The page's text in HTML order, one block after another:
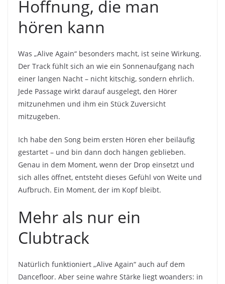
Hoffnung, die man
hören kann
Was „Alive Again“ besonders macht, ist seine Wirkung.
Der Track fühlt sich an wie ein Sonnenaufgang nach
einer langen Nacht – nicht kitschig, sondern ehrlich.
Jede Passage wirkt darauf ausgelegt, den Hörer
mitzunehmen und ihm ein Stück Zuversicht
mitzugeben.
Ich habe den Song beim ersten Hören eher beiläufig
gestartet – und bin dann doch hängen geblieben.
Genau in dem Moment, wenn der Drop einsetzt und
sich alles öffnet, entsteht dieses Gefühl von Weite und
Aufbruch. Ein Moment, der im Kopf bleibt.
Mehr als nur ein
Clubtrack
Natürlich funktioniert „Alive Again“ auch auf dem
Dancefloor. Aber seine wahre Stärke liegt woanders: in